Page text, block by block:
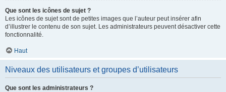
Que sont les icônes de sujet ?
Les icônes de sujet sont de petites images que l’auteur peut insérer afin
d’illustrer le contenu de son sujet. Les administrateurs peuvent désactiver cette
fonctionnalité.
Haut
Niveaux des utilisateurs et groupes d’utilisateurs
Que sont les administrateurs ?